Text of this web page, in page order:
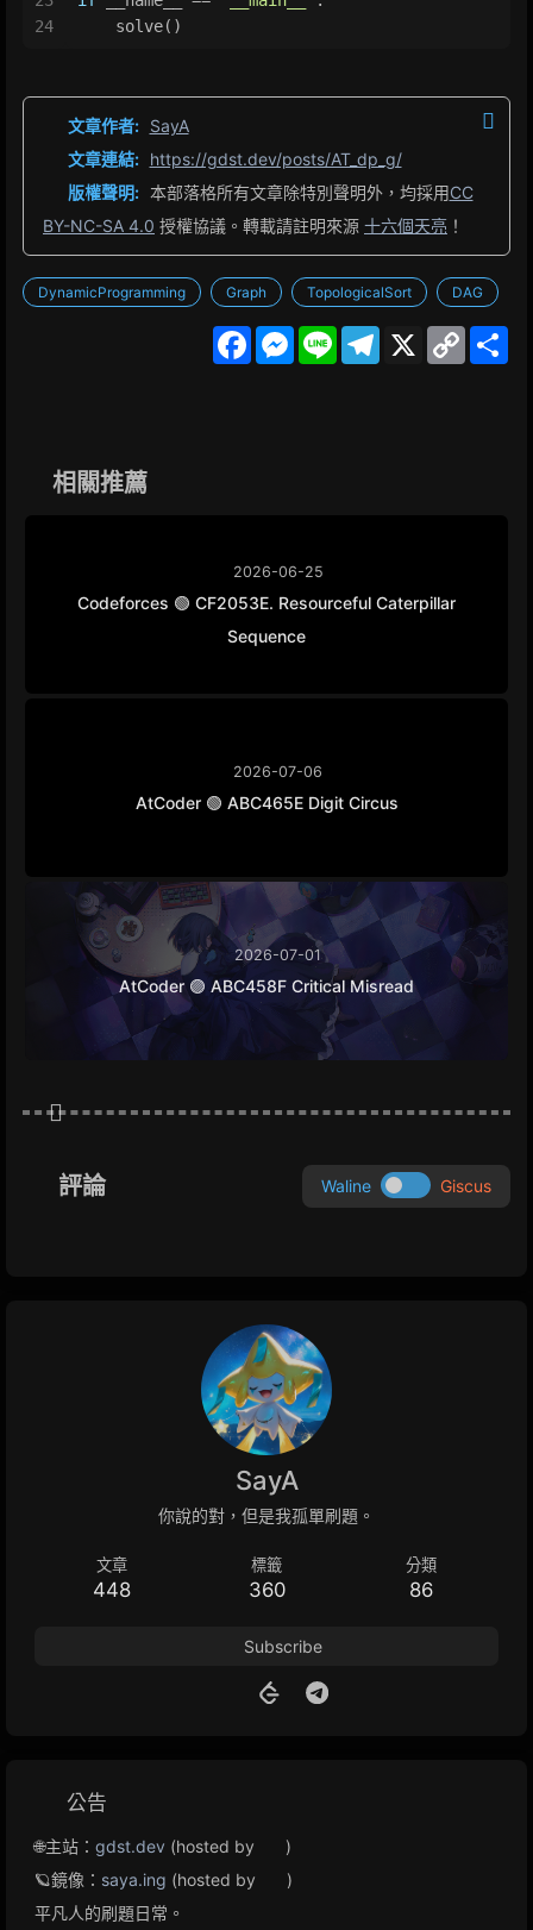
24
    solve()
文章作者: SayA
文章連結: https://gdst.dev/posts/AT_dp_g/
版權聲明: 本部落格所有文章除特別聲明外，均採用CC
BY-NC-SA 4.0 授權協議。轉載請註明來源 十六個天亮 ！
DynamicProgramming Graph TopologicalSort DAG
F
M
L
X
C
相關推薦
2026-06-25
Codeforces 🟢 CF2053E. Resourceful Caterpillar
Sequence
2026-07-06
AtCoder 🟢 ABC465E Digit Circus
2026-07-01
AtCoder 🟣 ABC458F Critical Misread
評論 Waline Giscus
SayA
你說的對，但是我孤單刷題。
文章
448
標籤
360
分類
86
Subscribe
公告
🌐主站： gdst.dev (hosted by
)
🪐鏡像： saya.ing (hosted by
)
平凡人的刷題日常。